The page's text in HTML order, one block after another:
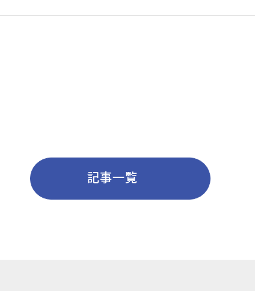
英会話（未就学児）
スタッフ紹介
記事一覧